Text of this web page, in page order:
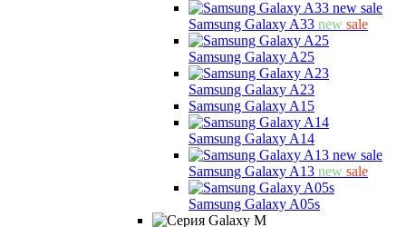
Samsung Galaxy A33 new sale
Samsung Galaxy A25
Samsung Galaxy A23
Samsung Galaxy A15
Samsung Galaxy A14
Samsung Galaxy A13 new sale
Samsung Galaxy A05s